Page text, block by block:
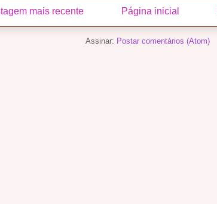
mais recente Página inicial
Assinar: Postar comentários (Atom)